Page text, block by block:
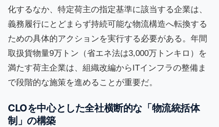
化するなか、特定荷主の指定基準に該当する企業は、
義務履行にとどまらず持続可能な物流構造へ転換する
ための具体的アクションを実行する必要がある。年間
取扱貨物量9万トン（省エネ法は3,000万トンキロ）を
満たす荷主企業は、組織改編からITインフラの整備ま
で段階的な施策を進めることが重要だ。
CLOを中心とした全社横断的な「物流統括体
制」の構築